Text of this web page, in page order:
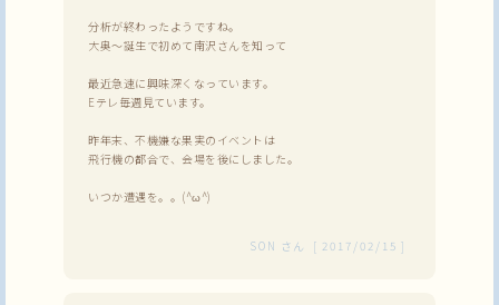
分析が終わったようですね。
大奥～誕生で初めて南沢さんを知って
最近急速に興味深くなっています。
Eテレ毎週見ています。
昨年末、不機嫌な果実のイベントは
飛行機の都合で、会場を後にしました。
いつか遭遇を。。(^ω^)
SON さん [ 2017/02/15 ]